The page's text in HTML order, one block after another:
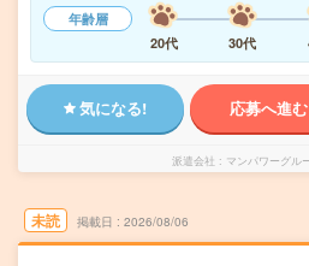
年齢層
20代
30代
気になる! 応募へ進む
派遣会社 マンパワーグル
未読 掲載日 2026/08/06